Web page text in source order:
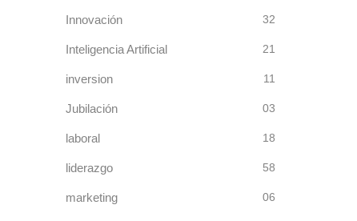
Innovación 32
Inteligencia Artificial 21
inversion 11
Jubilación 03
laboral 18
liderazgo 58
marketing 06